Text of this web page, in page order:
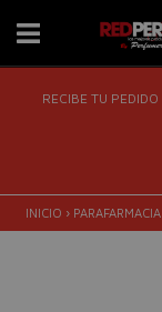
RECIBE TU PEDIDO
INICIO › PARAFARMACIA